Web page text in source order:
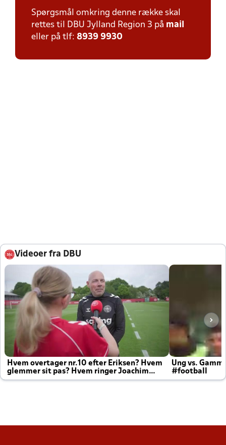
Spørgsmål omkring denne række skal
rettes til DBU Jylland Region 3 på mail
eller på tlf: 8939 9930
Videoer fra DBU
Hvem overtager nr.10 efter Eriksen? Hvem
glemmer sit pas? Hvem ringer Joachim
altid til efter kampe?
Ung vs.
#football